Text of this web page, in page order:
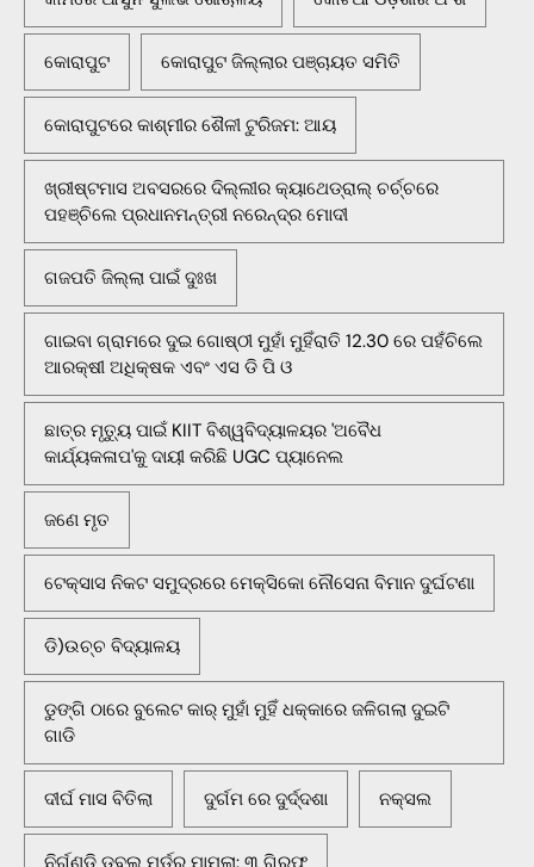
କୋରାପୁଟ କୋରାପୁଟ ଜିଲ୍ଲାର ପଞ୍ଚାୟତ ସମିତି
କୋରାପୁଟରେ କାଶ୍ମୀର ଶୈଳୀ ଟୁରିଜମ: ଆୟ
ଖ୍ରୀଷ୍ଟମାସ ଅବସରରେ ଦିଲ୍ଲୀର କ୍ୟାଥେଡ୍ରାଲ୍ ଚର୍ଚ୍ଚରେ
ପହଞ୍ଚିଲେ ପ୍ରଧାନମନ୍ତ୍ରୀ ନରେନ୍ଦ୍ର ମୋଦୀ
ଗଜପତି ଜିଲ୍ଲା ପାଇଁ ଦୁଃଖ
ଗାଇବା ଗ୍ରାମରେ ଦୁଇ ଗୋଷ୍ଠୀ ମୁହାଁ ମୁହିଁରାତି 12.30 ରେ ପହଁଚିଲେ
ଆରକ୍ଷୀ ଅଧିକ୍ଷକ ଏବଂ ଏସ ଡି ପି ଓ
ଛାତ୍ର ମୃତ୍ୟୁ ପାଇଁ KIIT ବିଶ୍ୱବିଦ୍ୟାଳୟର 'ଅବୈଧ
କାର୍ଯ୍ୟକଳାପ'କୁ ଦାୟୀ କରିଛି UGC ପ୍ୟାନେଲ
ଜଣେ ମୃତ
ଟେକ୍ସାସ ନିକଟ ସମୁଦ୍ରରେ ମେକ୍ସିକୋ ନୌସେନା ବିମାନ ଦୁର୍ଘଟଣା
ଡି)ଉଚ୍ଚ ବିଦ୍ୟାଳୟ
ଡୁଙ୍ଗି ଠାରେ ବୁଲେଟ କାର୍ ମୁହାଁ ମୁହିଁ ଧକ୍କାରେ ଜଳିଗଲା ଦୁଇଟି
ଗାଡି
ଦୀର୍ଘ ମାସ ବିତିଲା ଦୁର୍ଗମ ରେ ଦୁର୍ଦ୍ଦଶା ନକ୍ସଲ
ନିର୍ଗୁଣ୍ଡି ଡବଲ୍ ମର୍ଡର ମାମଲା: ୩ ଗିରଫ